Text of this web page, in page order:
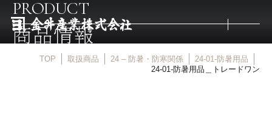
PRODUCT
商品情報
TOP 取扱商品 24 – 防暑・防寒関係
24-01-防暑用品
24-01-防暑用品＿トレードワン